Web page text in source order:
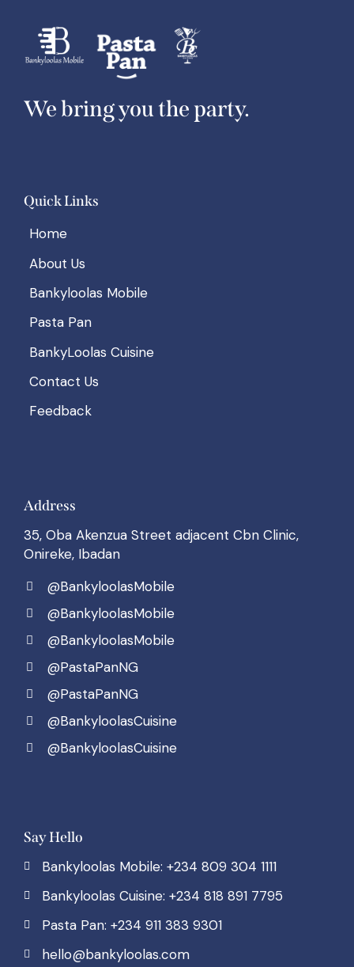
We bring you the party.
Quick Links
Home
About Us
Bankyloolas Mobile
Pasta Pan
BankyLoolas Cuisine
Contact Us
Feedback
Address
35, Oba Akenzua Street adjacent Cbn Clinic,
Onireke, Ibadan
@BankyloolasMobile
@BankyloolasMobile
@BankyloolasMobile
@PastaPanNG
@PastaPanNG
@BankyloolasCuisine
@BankyloolasCuisine
Say Hello
Bankyloolas Mobile: +234 809 304 1111
Bankyloolas Cuisine: +234 818 891 7795
Pasta Pan: +234 911 383 9301
hello@bankyloolas.com